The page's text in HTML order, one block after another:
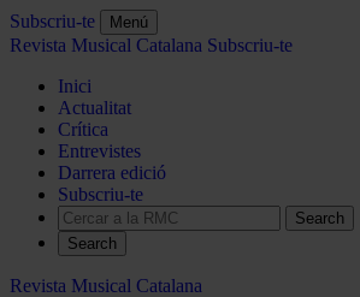
Subscriu-te Menú
Revista Musical Catalana Subscriu-te
Inici
Actualitat
Crítica
Entrevistes
Darrera edició
Subscriu-te
Search
Revista Musical Catalana